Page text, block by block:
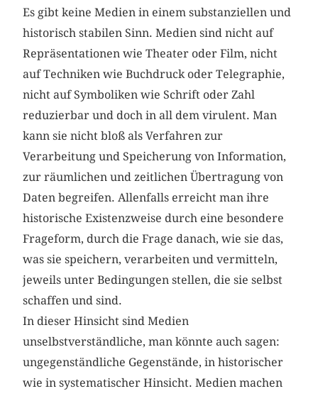
Es gibt keine Medien in einem substanziellen und
historisch stabilen Sinn. Medien sind nicht auf
Repräsentationen wie Theater oder Film, nicht
auf Techniken wie Buchdruck oder Telegraphie,
nicht auf Symboliken wie Schrift oder Zahl
reduzierbar und doch in all dem virulent. Man
kann sie nicht bloß als Verfahren zur
Verarbeitung und Speicherung von Information,
zur räumlichen und zeitlichen Übertragung von
Daten begreifen. Allenfalls erreicht man ihre
historische Existenzweise durch eine besondere
Frageform, durch die Frage danach, wie sie das,
was sie speichern, verarbeiten und vermitteln,
jeweils unter Bedingungen stellen, die sie selbst
schaffen und sind.
In dieser Hinsicht sind Medien
unselbstverständliche, man könnte auch sagen:
ungegenständliche Gegenstände, in historischer
wie in systematischer Hinsicht. Medien machen